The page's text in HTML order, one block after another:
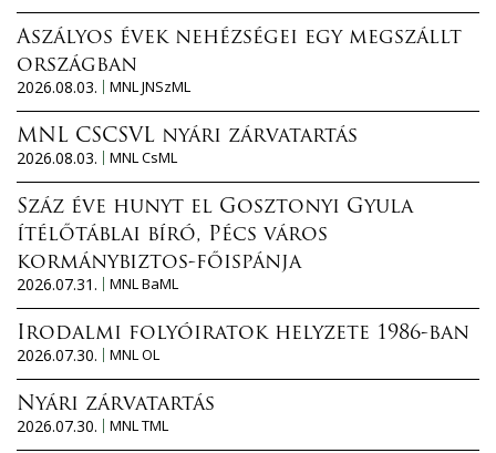
Aszályos évek nehézségei egy megszállt
országban
2026.08.03.
MNL JNSzML
MNL CSCSVL nyári zárvatartás
2026.08.03.
MNL CsML
Száz éve hunyt el Gosztonyi Gyula
ítélőtáblai bíró, Pécs város
kormánybiztos-főispánja
2026.07.31.
MNL BaML
Irodalmi folyóiratok helyzete 1986-ban
2026.07.30.
MNL OL
Nyári zárvatartás
2026.07.30.
MNL TML